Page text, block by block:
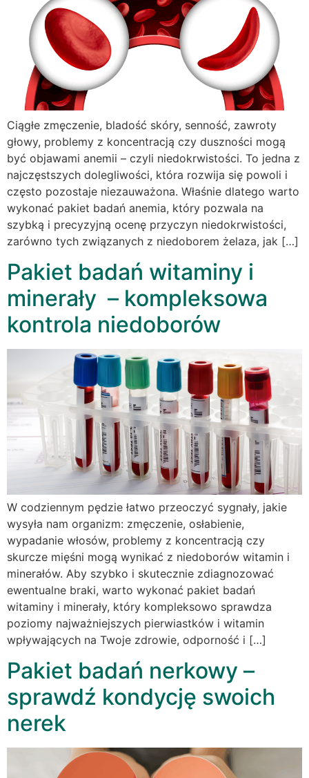
Ciągłe zmęczenie, bladość skóry, senność, zawroty
głowy, problemy z koncentracją czy duszności mogą
być objawami anemii – czyli niedokrwistości. To jedna z
najczęstszych dolegliwości, która rozwija się powoli i
często pozostaje niezauważona. Właśnie dlatego warto
wykonać pakiet badań anemia, który pozwala na
szybką i precyzyjną ocenę przyczyn niedokrwistości,
zarówno tych związanych z niedoborem żelaza, jak […]
Pakiet badań witaminy i
minerały – kompleksowa
kontrola niedoborów
W codziennym pędzie łatwo przeoczyć sygnały, jakie
wysyła nam organizm: zmęczenie, osłabienie,
wypadanie włosów, problemy z koncentracją czy
skurcze mięśni mogą wynikać z niedoborów witamin i
minerałów. Aby szybko i skutecznie zdiagnozować
ewentualne braki, warto wykonać pakiet badań
witaminy i minerały, który kompleksowo sprawdza
poziomy najważniejszych pierwiastków i witamin
wpływających na Twoje zdrowie, odporność i […]
Pakiet badań nerkowy –
sprawdź kondycję swoich
nerek